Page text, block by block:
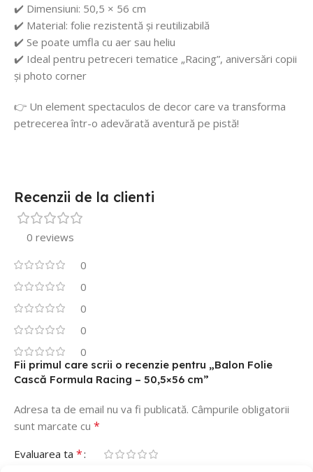
✔️ Dimensiuni: 50,5 × 56 cm
✔️ Material: folie rezistentă și reutilizabilă
✔️ Se poate umfla cu aer sau heliu
✔️ Ideal pentru petreceri tematice „Racing”, aniversări copii
și photo corner
👉 Un element spectaculos de decor care va transforma
petrecerea într-o adevărată aventură pe pistă!
Recenzii de la clienti
0 reviews
0
0
0
0
0
Fii primul care scrii o recenzie pentru „Balon Folie
Cască Formula Racing – 50,5×56 cm”
Adresa ta de email nu va fi publicată. Câmpurile obligatorii
sunt marcate cu *
Evaluarea ta *